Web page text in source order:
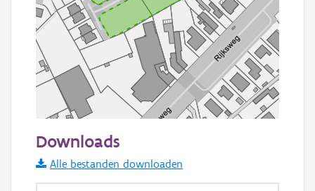
Informatie Vlaanderen
i
Downloads
Alle bestanden downloaden